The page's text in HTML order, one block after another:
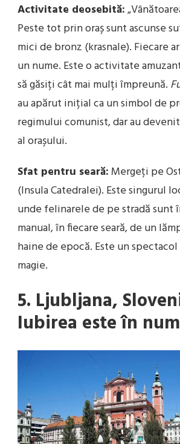
Activitate deosebită:
Peste tot prin oraș sunt ascunse
mici de bronz (krasnale). Fiecare
un nume. Este o activitate
să găsiți cât mai mulți împreună.
au apărut inițial ca un simbol de
regimului comunist, dar au
al orașului.
Sfat pentru seară: Mergeți pe
(Insula Catedralei). Este singurul
unde felinarele de pe stradă sunt
manual, în fiecare seară, de un
haine de epocă. Este un
magie.
5. Ljubljana,
Iubirea este în